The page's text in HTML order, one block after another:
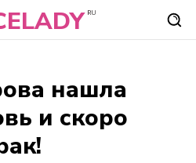
RU
нашла
и скоро